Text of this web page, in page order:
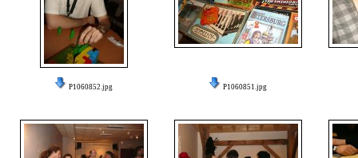
P1060852.jpg P1060851.jpg